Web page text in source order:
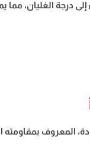
إلى درجة
الكهربائية كولن من